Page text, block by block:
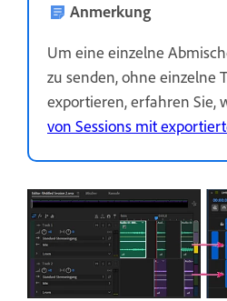
Anmerkung
Um eine einzelne
zu senden, ohne einzelne
exportieren, erfahren Sie,
von Sessions mit